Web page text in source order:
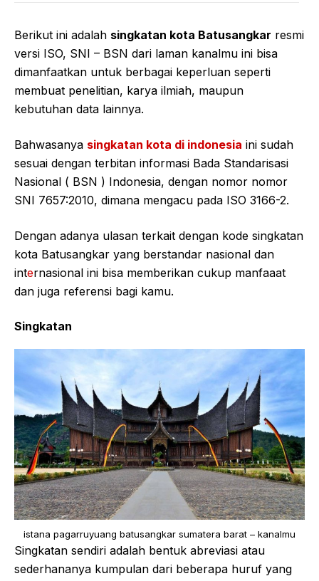
Berikut ini adalah singkatan kota Batusangkar resmi
versi ISO, SNI – BSN dari laman kanalmu ini bisa
dimanfaatkan untuk berbagai keperluan seperti
membuat penelitian, karya ilmiah, maupun
kebutuhan data lainnya.
Bahwasanya singkatan kota di indonesia ini sudah
sesuai dengan terbitan informasi Bada Standarisasi
Nasional ( BSN ) Indonesia, dengan nomor nomor
SNI 7657:2010, dimana mengacu pada ISO 3166-2.
Dengan adanya ulasan terkait dengan kode singkatan
kota Batusangkar yang berstandar nasional dan
internasional ini bisa memberikan cukup manfaaat
dan juga referensi bagi kamu.
Singkatan
istana pagarruyuang batusangkar sumatera barat – kanalmu
Singkatan sendiri adalah bentuk abreviasi atau
sederhananya kumpulan dari beberapa huruf yang